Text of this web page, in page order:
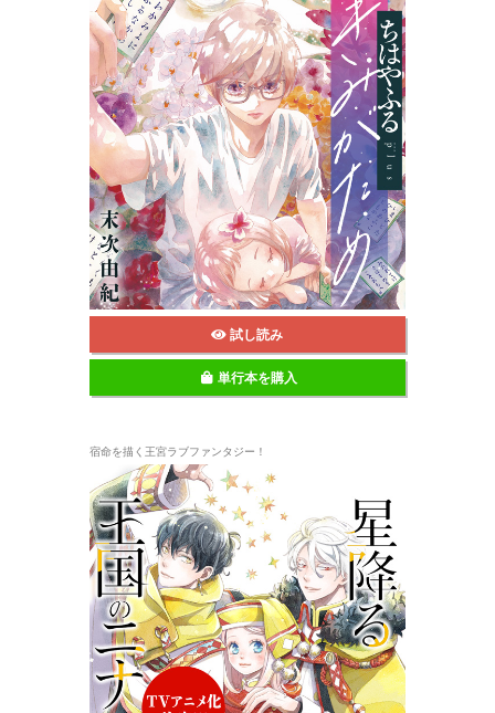
試し読み
単行本を購入
宿命を描く王宮ラブファンタジー！